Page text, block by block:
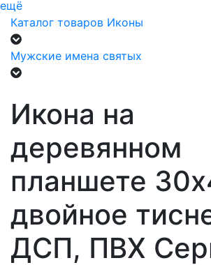
ещё
Каталог товаров Иконы
Мужские имена святых
Икона на
деревянном
планшете
двойное
ДСП, ПВХ